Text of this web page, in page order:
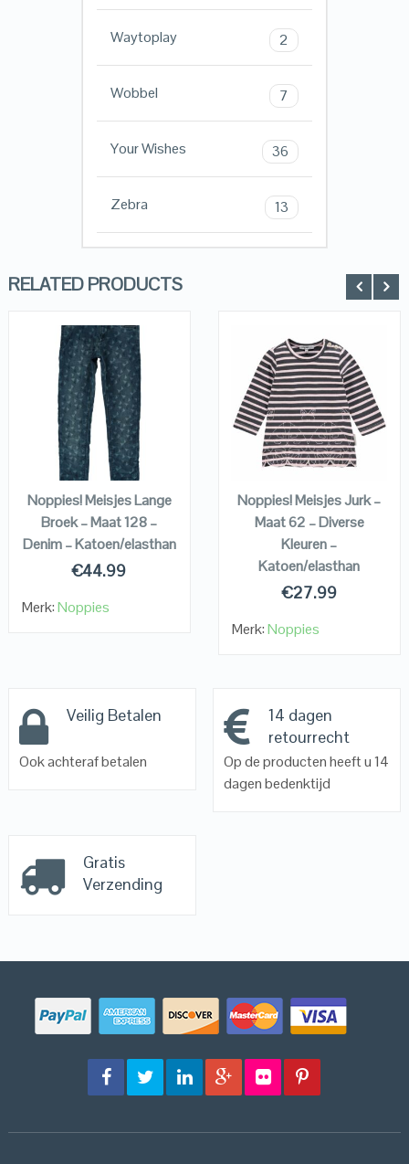
Waytoplay 2
Wobbel 7
Your Wishes 36
Zebra 13
RELATED PRODUCTS
QUICK LOOK
VIEW DETAILS
KOPEN
Noppies! Meisjes Lange
Broek – Maat 128 –
Denim – Katoen/elasthan
€44.99
Merk:Noppies
QUICK LOOK
VIEW DETAILS
KOPEN
Noppies! Meisjes Jurk –
Maat 62 – Diverse
Kleuren –
Katoen/elasthan
€27.99
Merk:Noppies
Veilig Betalen
Ook achteraf betalen
14 dagen
retourrecht
Op de producten heeft u 14
dagen bedenktijd
Gratis
Verzending